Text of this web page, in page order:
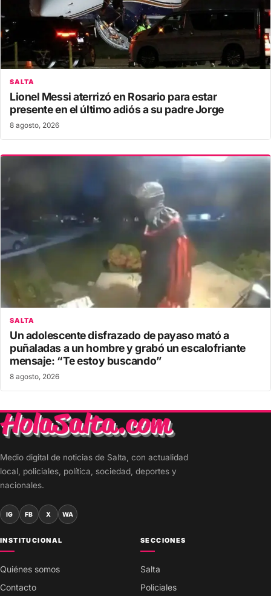
SALTA
Lionel Messi aterrizó en Rosario para estar
presente en el último adiós a su padre Jorge
8 agosto, 2026
SALTA
Un adolescente disfrazado de payaso mató a
puñaladas a un hombre y grabó un escalofriante
mensaje: “Te estoy buscando”
8 agosto, 2026
Medio digital de noticias de Salta, con actualidad
local, policiales, política, sociedad, deportes y
nacionales.
IG FB X WA
INSTITUCIONAL
Quiénes somos
Contacto
SECCIONES
Salta
Policiales